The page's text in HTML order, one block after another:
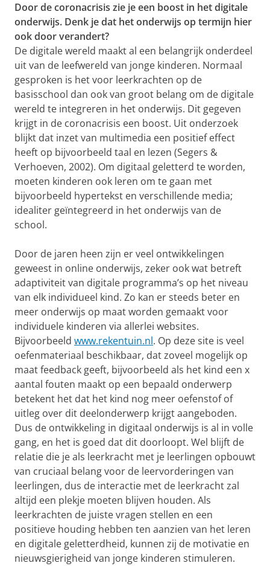
Door de coronacrisis zie je een boost in het digitale
onderwijs. Denk je dat het onderwijs op termijn hier
ook door verandert?
De digitale wereld maakt al een belangrijk onderdeel
uit van de leefwereld van jonge kinderen. Normaal
gesproken is het voor leerkrachten op de
basisschool dan ook van groot belang om de digitale
wereld te integreren in het onderwijs. Dit gegeven
krijgt in de coronacrisis een boost. Uit onderzoek
blijkt dat inzet van multimedia een positief effect
heeft op bijvoorbeeld taal en lezen (Segers &
Verhoeven, 2002). Om digitaal geletterd te worden,
moeten kinderen ook leren om te gaan met
bijvoorbeeld hypertekst en verschillende media;
idealiter geïntegreerd in het onderwijs van de
school.
Door de jaren heen zijn er veel ontwikkelingen
geweest in online onderwijs, zeker ook wat betreft
adaptiviteit van digitale programma’s op het niveau
van elk individueel kind. Zo kan er steeds beter en
meer onderwijs op maat worden gemaakt voor
individuele kinderen via allerlei websites.
Bijvoorbeeld www.rekentuin.nl. Op deze site is veel
oefenmateriaal beschikbaar, dat zoveel mogelijk op
maat feedback geeft, bijvoorbeeld als het kind een x
aantal fouten maakt op een bepaald onderwerp
betekent het dat het kind nog meer oefenstof of
uitleg over dit deelonderwerp krijgt aangeboden.
Dus de ontwikkeling in digitaal onderwijs is al in volle
gang, en het is goed dat dit doorloopt. Wel blijft de
relatie die je als leerkracht met je leerlingen opbouwt
van cruciaal belang voor de leervorderingen van
leerlingen, dus de interactie met de leerkracht zal
altijd een plekje moeten blijven houden. Als
leerkrachten de juiste vragen stellen en een
positieve houding hebben ten aanzien van het leren
en digitale geletterdheid, kunnen zij de motivatie en
nieuwsgierigheid van jonge kinderen stimuleren.